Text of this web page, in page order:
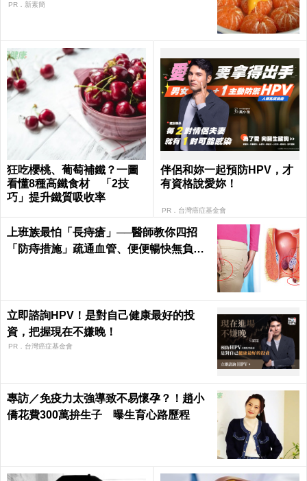
PR．新素簡
狂吃櫻桃、葡萄補鐵？一圖
看懂8種高鐵食材 「2技
巧」提升鐵質吸收率
伴侶和妳一起預防HPV，才
有資格說愛妳！
PR．台灣癌症基金會
上班族最怕「長痔瘡」──醫師教你四招
「防痔措施」疏通血管、便便暢快無負擔
立即諮詢HPV！是對自己健康最好的投
資，把握現在不嫌晚！
PR．台灣癌症基金會
專訪／免疫力太強導致不易懷孕？！趙小
僑花費300萬拚生子 曝生育心路歷程